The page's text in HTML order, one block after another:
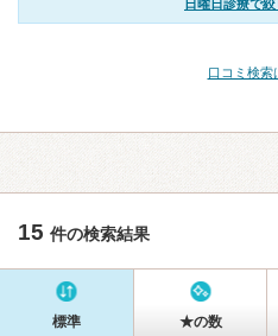
日曜日診療で
口コミ検索
15 件の検索結果
標準 ★の数